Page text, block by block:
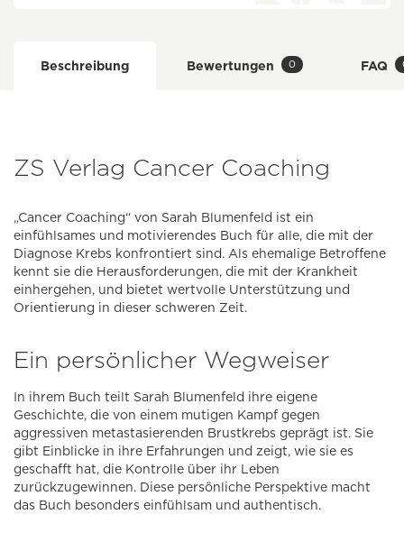
Beschreibung Bewertungen 0 FAQ
ZS Verlag Cancer Coaching
„Cancer Coaching“ von Sarah Blumenfeld ist ein
einfühlsames und motivierendes Buch für alle, die mit der
Diagnose Krebs konfrontiert sind. Als ehemalige Betroffene
kennt sie die Herausforderungen, die mit der Krankheit
einhergehen, und bietet wertvolle Unterstützung und
Orientierung in dieser schweren Zeit.
Ein persönlicher Wegweiser
In ihrem Buch teilt Sarah Blumenfeld ihre eigene
Geschichte, die von einem mutigen Kampf gegen
aggressiven metastasierenden Brustkrebs geprägt ist. Sie
gibt Einblicke in ihre Erfahrungen und zeigt, wie sie es
geschafft hat, die Kontrolle über ihr Leben
zurückzugewinnen. Diese persönliche Perspektive macht
das Buch besonders einfühlsam und authentisch.